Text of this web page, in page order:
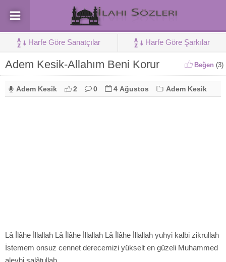
Harfe Göre Sanatçılar Harfe Göre Şarkılar
Adem Kesik-Allahım Beni Korur Beğen (3)
Adem Kesik 2 0 4 Ağustos Adem Kesik
Lâ İlâhe İllallah Lâ İlâhe İllallah Lâ İlâhe İllallah yuhyi kalbi zikrullah
İstemem onsuz cennet derecemizi yükselt en güzeli Muhammed
aleyhi salâtullah